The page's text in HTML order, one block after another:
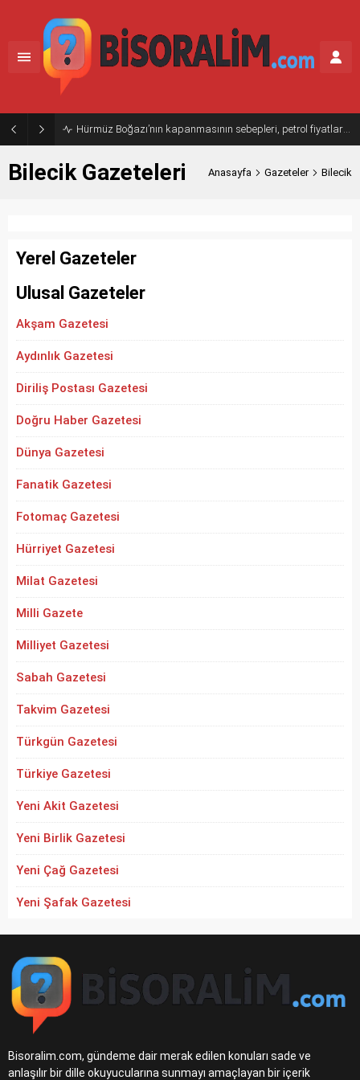
Hürmüz Boğazı’nın kapanmasının sebepleri, petrol fiyatlarına etkisi
Bilecik Gazeteleri Anasayfa Gazeteler Bilecik
Yerel Gazeteler
Ulusal Gazeteler
Akşam Gazetesi
Aydınlık Gazetesi
Diriliş Postası Gazetesi
Doğru Haber Gazetesi
Dünya Gazetesi
Fanatik Gazetesi
Fotomaç Gazetesi
Hürriyet Gazetesi
Milat Gazetesi
Milli Gazete
Milliyet Gazetesi
Sabah Gazetesi
Takvim Gazetesi
Türkgün Gazetesi
Türkiye Gazetesi
Yeni Akit Gazetesi
Yeni Birlik Gazetesi
Yeni Çağ Gazetesi
Yeni Şafak Gazetesi
Bisoralim.com, gündeme dair merak edilen konuları sade ve
anlaşılır bir dille okuyucularına sunmayı amaçlayan bir içerik